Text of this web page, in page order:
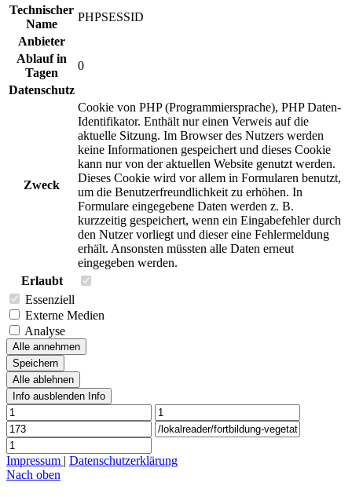
Technischer
Name
PHPSESSID
Anbieter
Ablauf in
Tagen
0
Datenschutz
Zweck
Cookie von PHP (Programmiersprache), PHP Daten-
Identifikator. Enthält nur einen Verweis auf die
aktuelle Sitzung. Im Browser des Nutzers werden
keine Informationen gespeichert und dieses Cookie
kann nur von der aktuellen Website genutzt werden.
Dieses Cookie wird vor allem in Formularen benutzt,
um die Benutzerfreundlichkeit zu erhöhen. In
Formulare eingegebene Daten werden z. B.
kurzzeitig gespeichert, wenn ein Eingabefehler durch
den Nutzer vorliegt und dieser eine Fehlermeldung
erhält. Ansonsten müssten alle Daten erneut
eingegeben werden.
Erlaubt
Essenziell
Externe Medien
Analyse
Alle annehmen
Speichern
Alle ablehnen
Info ausblenden Info
Impressum | Datenschutzerklärung
Nach oben